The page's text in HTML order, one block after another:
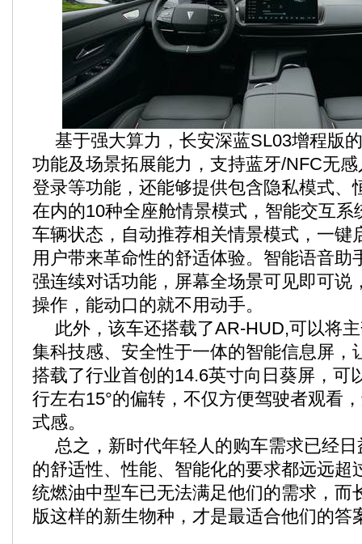
基于强大算力，长安深蓝SL03增程版
功能及场景拓展能力，支持蓝牙/NFC无
登录等功能，还能够提供包含隐私模式、
在内的10种全座舱情景模式，智能交互系
车辆状态，自动推荐相关情景模式，一键
用户带来革命性的舒适体验。智能语音助
强连续对话功能，屏幕全场景可见即可说
操作，能动口的就不用动手。
此外，该车还搭载了AR-HUD,可以将
集科技感、安全性于一体的智能信息屏，
搭载了行业首创的14.6英寸向日葵屏，可
行左右15°的偏转，不仅方便驾驶者观看
式感。
总之，新时代年轻人的购车需求已经
的舒适性、性能、智能化的要求都远远超
统燃油中型车已无法满足他们的需求，而
版这样的新生物种，才是最适合他们的答